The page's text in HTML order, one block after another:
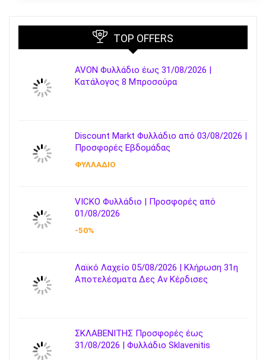
TOP OFFERS
AVON Φυλλάδιο έως 31/08/2026 |
Κατάλογος 8 Μπροσούρα
Discount Markt Φυλλάδιο από 03/08/2026 |
Προσφορές Εβδομάδας
ΦΥΛΛΑΔΙΟ
VICKO Φυλλάδιο | Προσφορές από
01/08/2026
-50%
Λαϊκό Λαχείο 05/08/2026 | Κλήρωση 31η
Αποτελέσματα Δες Αν Κέρδισες
ΣΚΛΑΒΕΝΙΤΗΣ Προσφορές έως
31/08/2026 | Φυλλάδιο Sklavenitis